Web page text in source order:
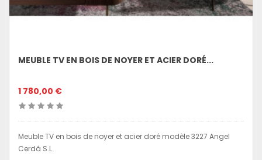
MEUBLE TV EN BOIS DE NOYER ET ACIER DORÉ...
1 780,00 €
Meuble TV en bois de noyer et acier doré modèle 3227 Angel
Cerdá S.L.